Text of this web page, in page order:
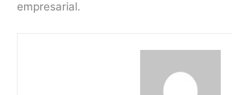
empresarial.